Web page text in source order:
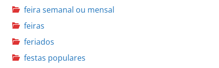
feira semanal ou mensal
feiras
feriados
festas populares